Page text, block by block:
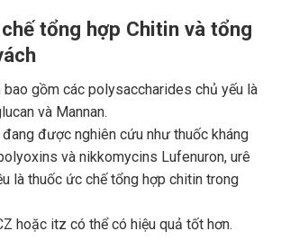
tổng hợp Chitin và tổng
bao gồm các polysaccharides chủ yếu là
và Mannan.
được nghiên cứu như thuốc kháng
và nikkomycins Lufenuron, urê
là thuốc ức chế tổng hợp chitin trong
hoặc itz có thể có hiệu quả tốt hơn.